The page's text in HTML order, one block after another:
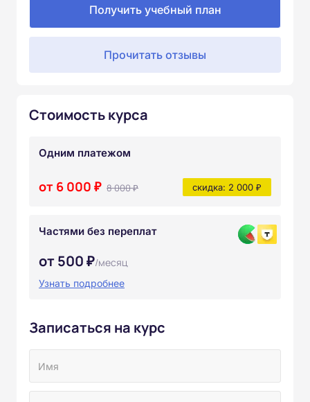
Получить учебный план
Прочитать отзывы
Стоимость курса
Одним платежом
от 6 000 ₽ 8 000 ₽ скидка: 2 000 ₽
Частями без переплат
от 500 ₽/месяц
Узнать подробнее
Записаться на курс